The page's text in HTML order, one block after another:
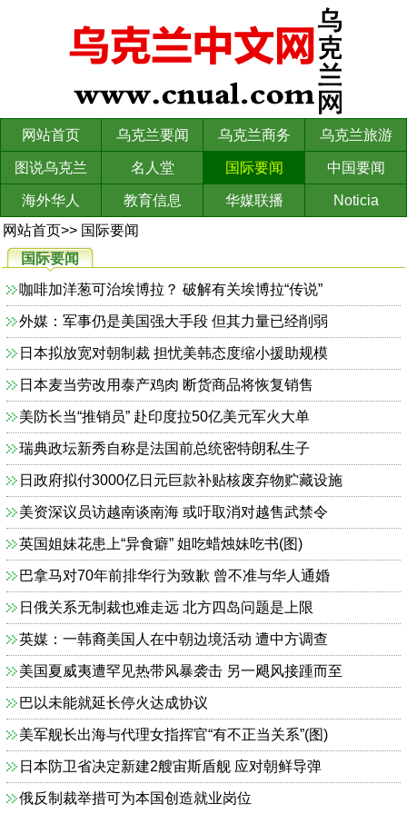
网站首页 乌克兰要闻 乌克兰商务 乌克兰旅游
图说乌克兰 名人堂 国际要闻 中国要闻
海外华人 教育信息 华媒联播
Noticia
网站首页>> 国际要闻
国际要闻
咖啡加洋葱可治埃博拉？ 破解有关埃博拉“传说”
外媒：军事仍是美国强大手段 但其力量已经削弱
日本拟放宽对朝制裁 担忧美韩态度缩小援助规模
日本麦当劳改用泰产鸡肉 断货商品将恢复销售
美防长当“推销员” 赴印度拉50亿美元军火大单
瑞典政坛新秀自称是法国前总统密特朗私生子
日政府拟付3000亿日元巨款补贴核废弃物贮藏设施
美资深议员访越南谈南海 或吁取消对越售武禁令
英国姐妹花患上“异食癖” 姐吃蜡烛妹吃书(图)
巴拿马对70年前排华行为致歉 曾不准与华人通婚
日俄关系无制裁也难走远 北方四岛问题是上限
英媒：一韩裔美国人在中朝边境活动 遭中方调查
美国夏威夷遭罕见热带风暴袭击 另一飓风接踵而至
巴以未能就延长停火达成协议
美军舰长出海与代理女指挥官“有不正当关系”(图)
日本防卫省决定新建2艘宙斯盾舰 应对朝鲜导弹
俄反制裁举措可为本国创造就业岗位